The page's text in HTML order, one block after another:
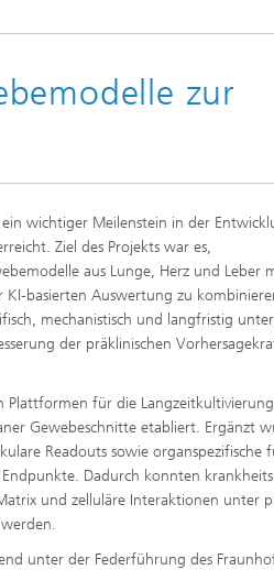
zur
wichtiger Meilenstein in der
Ziel des Projekts war es,
aus Lunge, Herz und Leber
KI-basierten Auswertung zu
mechanistisch und langfristig
der präklinischen
Plattformen für die
Gewebeschnitte etabliert. Ergänzt
Readouts sowie organspezifische
Endpunkte. Dadurch konnten
und zelluläre Interaktionen unter
unter der Federführung des